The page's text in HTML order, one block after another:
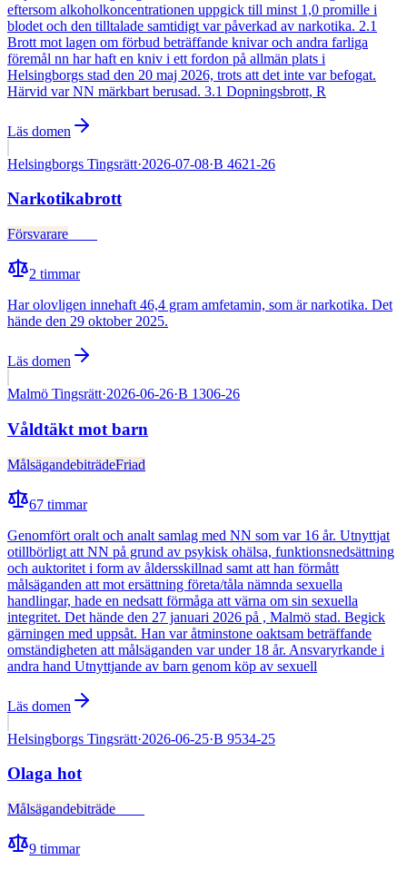
eftersom alkoholkoncentrationen uppgick till minst 1,0 promille i
blodet och den tilltalade samtidigt var påverkad av narkotika. 2.1
Brott mot lagen om förbud beträffande knivar och andra farliga
föremål nn har haft en kniv i ett fordon på allmän plats i
Helsingborgs stad den 20 maj 2026, trots att det inte var befogat.
Härvid var NN märkbart berusad. 3.1 Dopningsbrott, R
Läs domen
Helsingborgs Tingsrätt·2026-07-08·B 4621-26
Narkotikabrott
Försvarare
2 timmar
Har olovligen innehaft 46,4 gram amfetamin, som är narkotika. Det
hände den 29 oktober 2025.
Läs domen
Malmö Tingsrätt·2026-06-26·B 1306-26
Våldtäkt mot barn
MålsägandebiträdeFriad
67 timmar
Genomfört oralt och analt samlag med NN som var 16 år. Utnyttjat
otillbörligt att NN på grund av psykisk ohälsa, funktionsnedsättning
och auktoritet i form av åldersskillnad samt att han förmått
målsäganden att mot ersättning företa/tåla nämnda sexuella
handlingar, hade en nedsatt förmåga att värna om sin sexuella
integritet. Det hände den 27 januari 2026 på , Malmö stad. Begick
gärningen med uppsåt. Han var åtminstone oaktsam beträffande
omständigheten att målsäganden var under 18 år. Ansvaryrkande i
andra hand Utnyttjande av barn genom köp av sexuell
Läs domen
Helsingborgs Tingsrätt·2026-06-25·B 9534-25
Olaga hot
Målsägandebiträde
9 timmar